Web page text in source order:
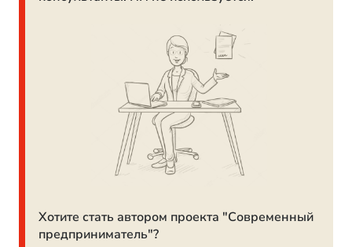
Хотите стать автором проекта "Современный
предприниматель"?